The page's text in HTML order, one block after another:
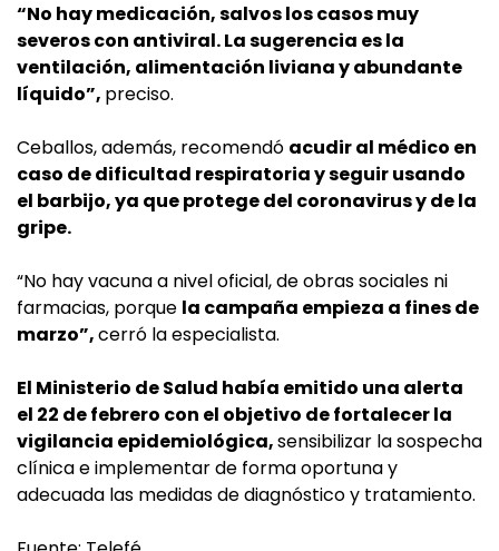
“No hay medicación, salvos los casos muy
severos con antiviral. La sugerencia es la
ventilación, alimentación liviana y abundante
líquido”, preciso.
Ceballos, además, recomendó acudir al médico en
caso de dificultad respiratoria y seguir usando
el barbijo, ya que protege del coronavirus y de la
gripe.
“No hay vacuna a nivel oficial, de obras sociales ni
farmacias, porque la campaña empieza a fines de
marzo”,cerró la especialista.
El Ministerio de Salud había emitido una alerta
el 22 de febrero con el objetivo de fortalecer la
vigilancia epidemiológica,sensibilizar la sospecha
clínica e implementar de forma oportuna y
adecuada las medidas de diagnóstico y tratamiento.